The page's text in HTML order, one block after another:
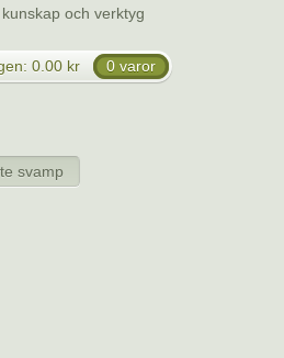
och verktyg
0.00 kr 0 varor
svamp